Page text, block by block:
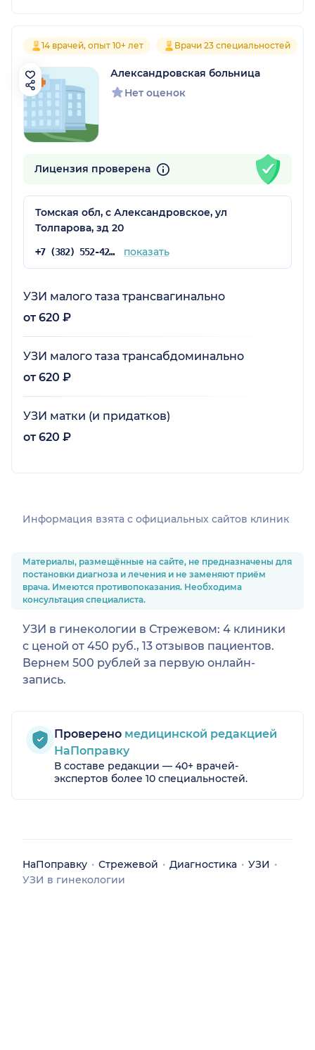
14 врачей, опыт 10+ лет Врачи 23 специальностей
Александровская больница
Нет оценок
Лицензия проверена
Томская обл, с Александровское, ул
Толпарова, зд 20
+7 (382) 552-42-46 показать
УЗИ малого таза трансвагинально
от 620 ₽
УЗИ малого таза трансабдоминально
от 620 ₽
УЗИ матки (и придатков)
от 620 ₽
Информация взята c официальных сайтов клиник
Материалы, размещённые на сайте, не предназначены для
постановки диагноза и лечения и не заменяют приём
врача. Имеются противопоказания. Необходима
консультация специалиста.
УЗИ в гинекологии в Стрежевом: 4 клиники
с ценой от 450 руб., 13 отзывов пациентов.
Вернем 500 рублей за первую онлайн-
запись.
Проверено медицинской редакцией
НаПоправку
В составе редакции — 40+ врачей-
экспертов более 10 специальностей.
НаПоправку Стрежевой Диагностика
УЗИ
УЗИ в гинекологии